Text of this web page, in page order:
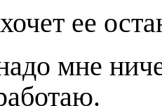
ее
мне